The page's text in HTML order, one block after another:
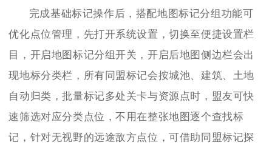
完成基础标记操作后，搭配地图标记分组功能可
优化点位管理，先打开系统设置，切换至便捷设置栏
目，开启地图标记分组开关，开启后地图侧边栏会出
现地标分类栏，所有同盟标记会按城池、建筑、土地
自动归类，批量标记多处关卡与资源点时，盟友可快
速筛选对应分类点位，不用在整张地图逐个查找标
记，针对无视野的远途敌方点位，可借助同盟标记探